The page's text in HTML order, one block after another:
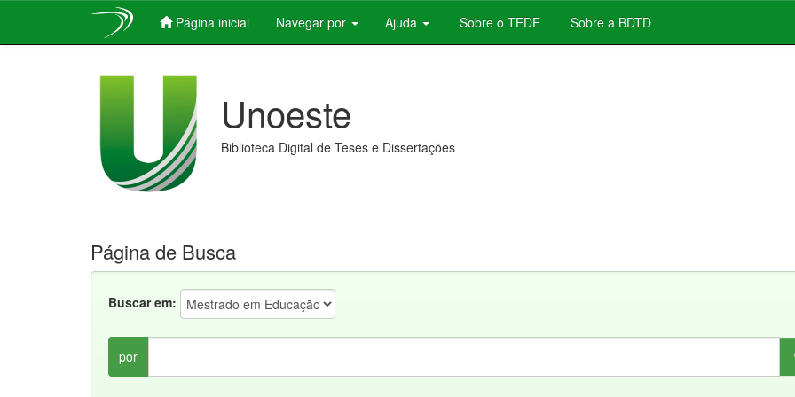
Página inicial Navegar por Ajuda Sobre o TEDE Sobre a BDTD
Unoeste
Biblioteca Digital de Teses e Dissertações
Página de Busca
Buscar em:
por